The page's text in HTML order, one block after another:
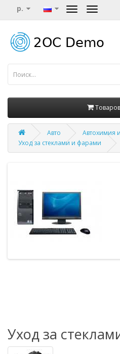
р.
Авто
Автохимия
Уход за стеклами и фарами
Уход за